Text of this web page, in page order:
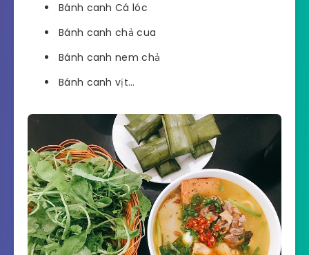
Bánh canh Cá lóc
Bánh canh chả cua
Bánh canh nem chả
Bánh canh vịt…